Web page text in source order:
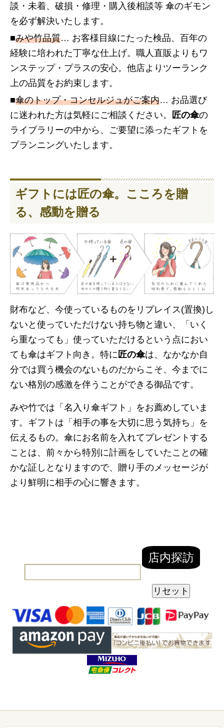
談・未着、破損・修理・購入後相談等 傘のギモン
を必ず解決いたします。
■みや竹品質… お客様目線にたった検品、百年の
経験に培われた丁寧な仕上げ。職人直販よりもワ
ンステップ・プラスの安心。他店よりツーランク
上の品質をお約束します。
■傘のトップ・コンセルジュがご案内… お品選び
に迷われた方は気軽にご相談ください。
匠の傘の
ライブラリーの中から、ご要望に添ったギフトを
プランニングいたします。
ギフトには匠の傘。こころを贈
る、感動を贈る
財布など、今使っているものをリプレイス(置換)し
ないと使っていただけない持ち物と違い、「いく
ら重なっても」使っていただけるという点におい
ても傘はギフト向き。特に 匠の傘は、なかなか自
分では買う機会のないものだからこそ、今までに
ない格別の感激を伴うことができる御品です。
みや竹では「名入り傘ギフト」をお薦めしていま
す。ギフトは「相手の事を大切に思う気持ち」を
伝えるもの。傘にお名前を入れてプレゼントする
ことは、前々から特別に計画をしていたことの確
かな証しとなりますので、贈り手のメッセージが
より鮮明に相手の心に響きます。